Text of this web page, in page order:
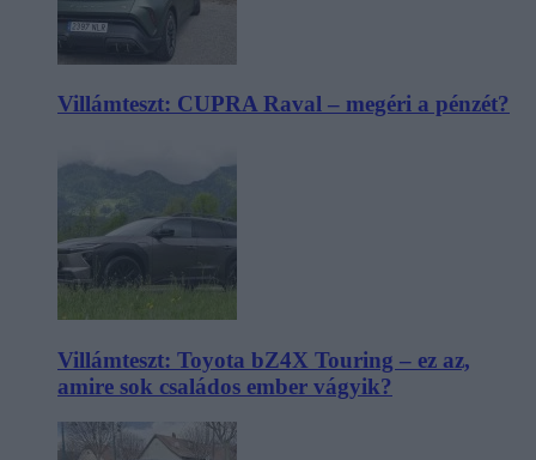
Villámteszt: CUPRA Raval – megéri a pénzét?
Villámteszt: Toyota bZ4X Touring – ez az,
amire sok családos ember vágyik?